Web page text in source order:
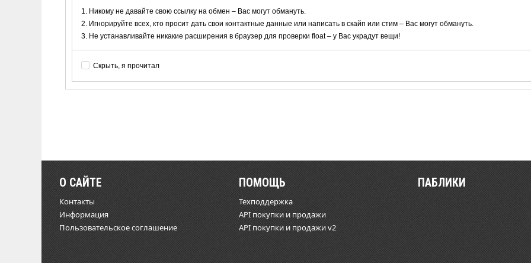
Никому не давайте свою ссылку на обмен – Вас могут обмануть.
Игнорируйте всех, кто просит дать свои контактные данные или написать в скайп или стим – Вас могут обмануть.
Не устанавливайте никакие расширения в браузер для проверки float – у Вас украдут вещи!
Скрыть, я прочитал
О САЙТЕ
Контакты
Информация
Пользовательское соглашение
ПОМОЩЬ
Техподдержка
API покупки и продажи
API покупки и продажи v2
ПАБЛИКИ